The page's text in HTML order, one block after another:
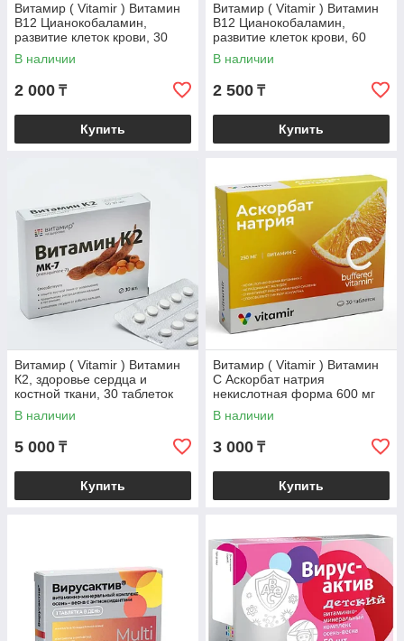
Витамир ( Vitamir ) Витамин
В12 Цианокобаламин,
развитие клеток крови, 30
таблеток
В наличии
2 000 ₸
Купить
Витамир ( Vitamir ) Витамин
В12 Цианокобаламин,
развитие клеток крови, 60
таблеток
В наличии
2 500 ₸
Купить
Витамир ( Vitamir ) Витамин
К2, здоровье сердца и
костной ткани, 30 таблеток
В наличии
5 000 ₸
Купить
Витамир ( Vitamir ) Витамин
С Аскорбат натрия
некислотная форма 600 мг
таб. №30
В наличии
3 000 ₸
Купить